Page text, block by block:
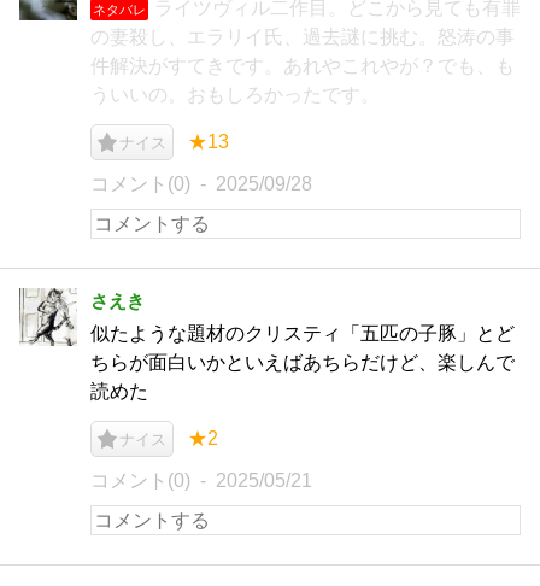
ネタバレ
ライツヴィル二作目。どこから見ても有罪
の妻殺し、エラリイ氏、過去謎に挑む。怒涛の事
件解決がすてきです。あれやこれやが？でも、も
ういいの。おもしろかったです。
ナイス ★13
コメント(0) 2025/09/28
さえき
似たような題材のクリスティ「五匹の子豚」とど
ちらが面白いかといえばあちらだけど、楽しんで
読めた
ナイス ★2
コメント(0) 2025/05/21